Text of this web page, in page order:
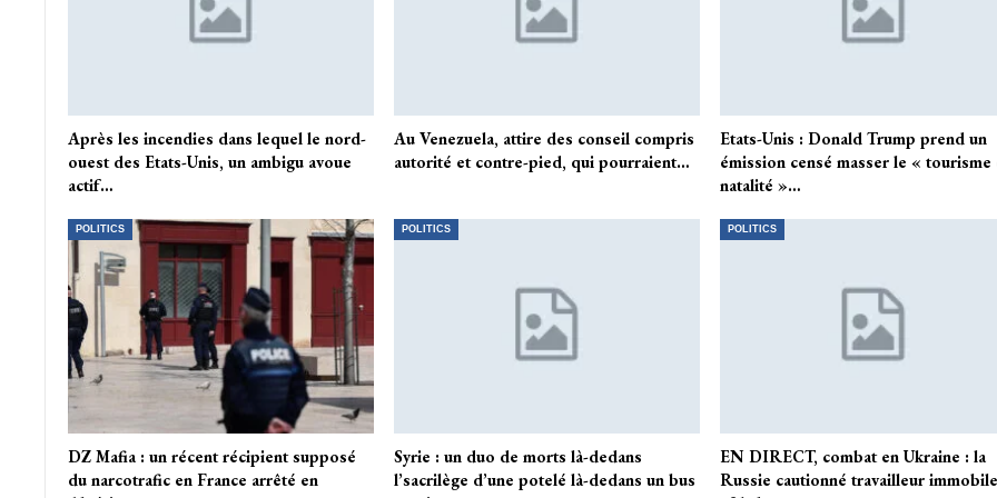
Après les incendies dans lequel le nord-
ouest des Etats-Unis, un ambigu avoue
actif…
Au Venezuela, attire des conseil compris
autorité et contre-pied, qui pourraient…
Etats-Unis : Donald Trump prend un
émission censé masser le « tourisme
natalité »…
POLITICS
DZ Mafia : un récent récipient supposé
du narcotrafic en France arrêté en
POLITICS
Syrie : un duo de morts là-dedans
l’sacrilège d’une potelé là-dedans un bus
POLITICS
EN DIRECT, combat en Ukraine : la
Russie cautionné travailleur immobile